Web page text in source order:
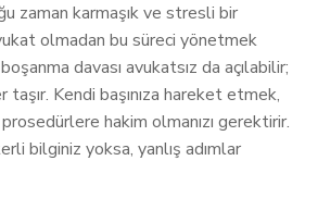
zaman karmaşık ve stresli bir
olmadan bu süreci yönetmek
davası avukatsız da açılabilir;
taşır. Kendi başınıza hareket etmek,
hakim olmanızı gerektirir.
bilginiz yoksa, yanlış adımlar